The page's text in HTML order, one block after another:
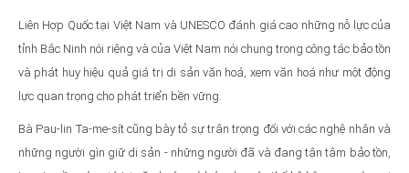
Liên Hợp Quốc tại Việt Nam và UNESCO đánh giá cao những nỗ lực của
tỉnh Bắc Ninh nói riêng và của Việt Nam nói chung trong công tác bảo tồn
và phát huy hiệu quả giá trị di sản văn hoá, xem văn hoá như một động
lực quan trọng cho phát triển bền vững.
Bà Pau-lin Ta-me-sít cũng bày tỏ sự trân trọng đối với các nghệ nhân và
những người gìn giữ di sản - những người đã và đang tận tâm bảo tồn,